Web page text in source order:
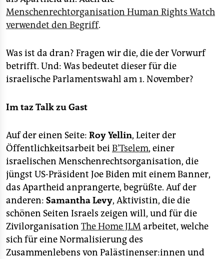
Menschenrechtorganisation Human Rights Watch
verwendet den Begriff.
Was ist da dran? Fragen wir die, die der Vorwurf
betrifft. Und: Was bedeutet dieser für die
israelische Parlamentswahl am 1. November?
Im taz Talk zu Gast
Auf der einen Seite: Roy Yellin, Leiter der
Öffentlichkeitsarbeit beiB’Tselem, einer
israelischen Menschenrechtsorganisation, die
jüngst US-Präsident Joe Biden mit einem Banner,
das Apartheid anprangerte, begrüßte. Auf der
anderen: Samantha Levy, Aktivistin, die die
schönen Seiten Israels zeigen will, und für die
Zivilorganisation The Home JLMarbeitet, welche
sich für eine Normalisierung des
Zusammenlebens von Palästinenser:innen und